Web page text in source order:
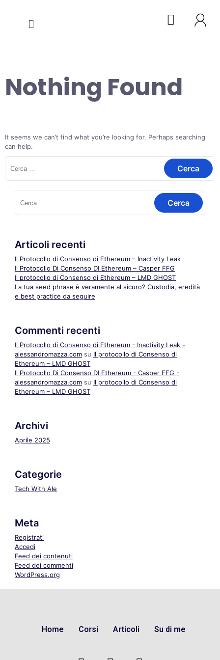
Nothing Found
It seems we can’t find what you’re looking for. Perhaps searching
can help.
Articoli recenti
Il Protocollo di Consenso di Ethereum – Inactivity Leak
Il Protocollo Di Consenso DI Ethereum – Casper FFG
Il protocollo di Consenso di Ethereum – LMD GHOST
La tua seed phrase è veramente al sicuro? Custodia, eredità
e best practice da seguire
Commenti recenti
Il Protocollo di Consenso di Ethereum - Inactivity Leak -
alessandromazza.com su Il protocollo di Consenso di
Ethereum – LMD GHOST
Il Protocollo Di Consenso DI Ethereum - Casper FFG -
alessandromazza.com su Il protocollo di Consenso di
Ethereum – LMD GHOST
Archivi
Aprile 2025
Categorie
Tech With Ale
Meta
Registrati
Accedi
Feed dei contenuti
Feed dei commenti
WordPress.org
Home Corsi Articoli Su di me